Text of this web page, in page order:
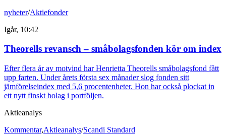
nyheter/Aktiefonder
Igår, 10:42
Theorells revansch – småbolagsfonden kör om index
Efter flera år av motvind har Henrietta Theorells småbolagsfond fått
upp farten. Under årets första sex månader slog fonden sitt
jämförelseindex med 5,6 procentenheter. Hon har också plockat in
ett nytt finskt bolag i portföljen.
Aktieanalys
Kommentar,Aktieanalys/Scandi Standard